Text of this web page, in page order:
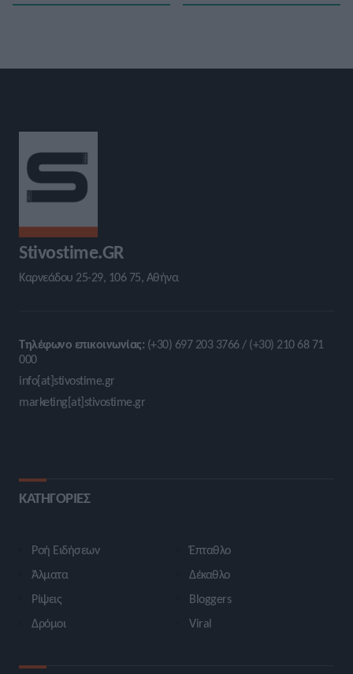
Stivostime.GR
Καρνεάδου 25-29, 106 75, Αθήνα
Τηλέφωνο επικοινωνίας: (+30) 697 203 3766 / (+30) 210 68 71
000
info[at]stivostime.gr
marketing[at]stivostime.gr
ΚΑΤΗΓΟΡΙΕΣ
Ροή Ειδήσεων
Άλματα
Ρίψεις
Δρόμοι
Έπταθλο
Δέκαθλο
Bloggers
Viral